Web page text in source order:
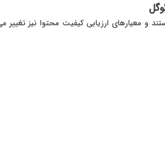
و معیارهای ارزیابی کیفیت محتوا نیز